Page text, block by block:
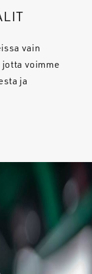
vain
voimme
ja